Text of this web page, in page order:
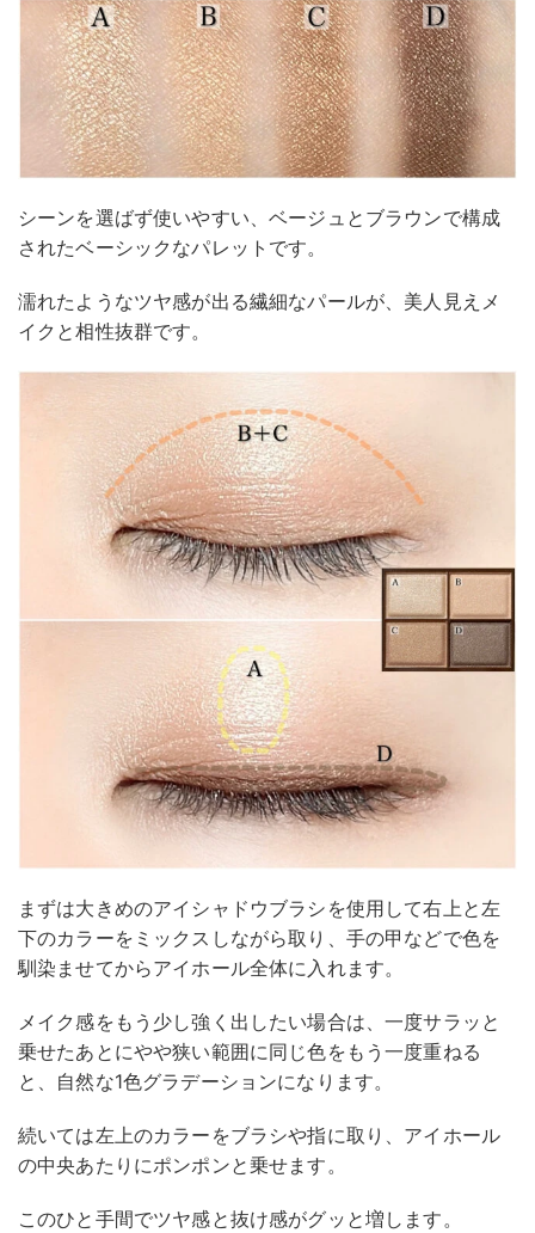
シーンを選ばず使いやすい、ベージュとブラウンで構成
されたベーシックなパレットです。
濡れたようなツヤ感が出る繊細なパールが、美人見えメ
イクと相性抜群です。
まずは大きめのアイシャドウブラシを使用して右上と左
下のカラーをミックスしながら取り、手の甲などで色を
馴染ませてからアイホール全体に入れます。
メイク感をもう少し強く出したい場合は、一度サラッと
乗せたあとにやや狭い範囲に同じ色をもう一度重ねる
と、自然な1色グラデーションになります。
続いては左上のカラーをブラシや指に取り、アイホール
の中央あたりにポンポンと乗せます。
このひと手間でツヤ感と抜け感がグッと増します。